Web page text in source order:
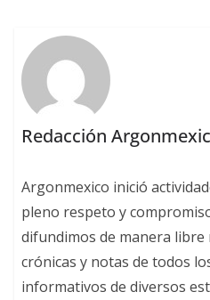
Redacción
Argonmexico inició
pleno respeto y
difundimos de manera
crónicas y notas de todos
informativos de diversos